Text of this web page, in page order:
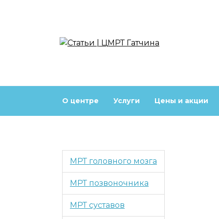
О центре Услуги Цены и акции
МРТ головного мозга
МРТ позвоночника
МРТ суставов